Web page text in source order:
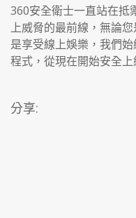
360安全衛士一直站在抵
上威脅的最前線，無論
是享受線上娛樂，我們
程式，從現在開始安全
分享: